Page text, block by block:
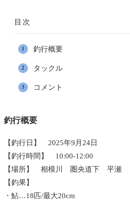
目次
釣行概要
タックル
コメント
釣行概要
【釣行日】 2025年9月24日
【釣行時間】 10:00-12:00
【場所】 相模川 圏央道下 平瀬
【釣果】
・鮎…18匹/最大20cm